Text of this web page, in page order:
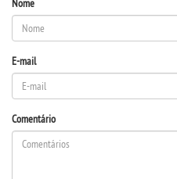
REGIMENTOS
TCC
E-mail
Comentário